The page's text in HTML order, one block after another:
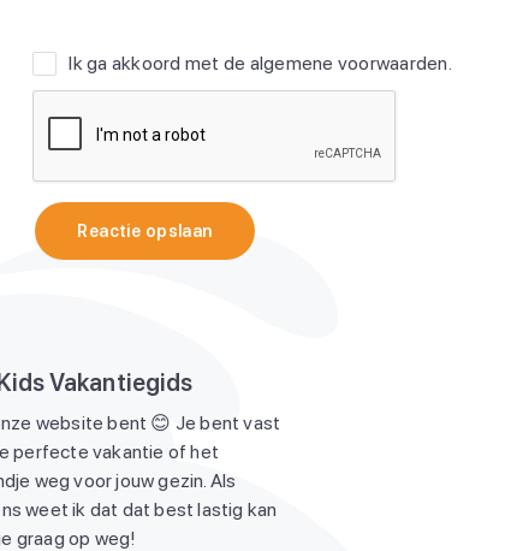
Ik ga akkoord met de algemene voorwaarden.
Reactie opslaan
Vakantiegids
website bent 😊 Je bent vast
perfecte vakantie of het
weg voor jouw gezin. Als
weet ik dat dat best lastig kan
graag op weg!